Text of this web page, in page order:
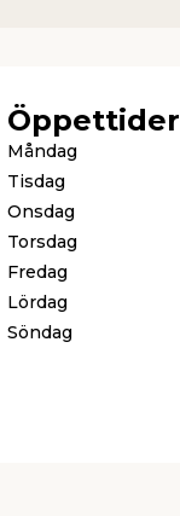
Öppettider
Måndag
Tisdag
Onsdag
Torsdag
Fredag
Lördag
Söndag